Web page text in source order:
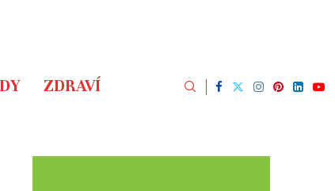
ZDRAVÍ